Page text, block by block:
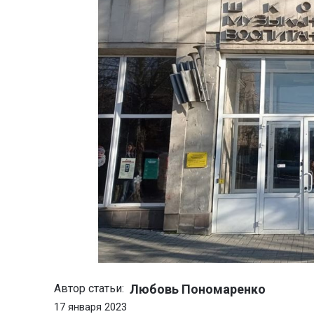
Автор статьи: Любовь Пономаренко
17 января 2023